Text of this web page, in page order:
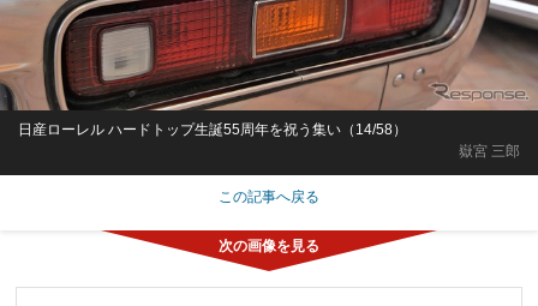
嶽宮 三郎
日産ローレル ハードトップ生誕55周年を祝う集い（14/58）
この記事へ戻る